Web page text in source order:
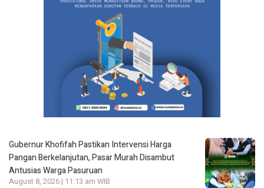
Gubernur Khofifah Pastikan Intervensi Harga
Pangan Berkelanjutan, Pasar Murah Disambut
Antusias Warga Pasuruan
August 8, 2026 | 11:13 am WIB